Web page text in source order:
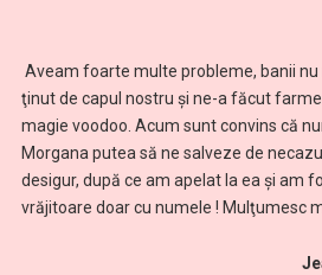
Aveam foarte multe probleme, banii nu
ţinut de capul nostru şi ne-a făcut
magie voodoo. Acum sunt convins că
Morgana putea să ne salveze de
desigur, după ce am apelat la ea și am
vrăjitoare doar cu numele ! Mulţumesc